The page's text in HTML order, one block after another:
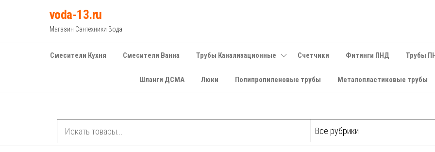
voda-13.ru
Магазин Сантехники Вода
Смесители Кухня Смесители Ванна Трубы Канализационные Счетчики Фитинги ПНД Трубы
Шланги ДСМА Люки Полипропиленовые трубы Металопластиковые трубы